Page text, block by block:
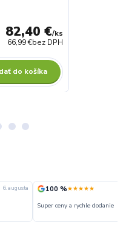
82,40 €/ks
66,99 €bez DPH
do košíka
6. augusta 100 %★★★★★
Super ceny a rychle dodanie